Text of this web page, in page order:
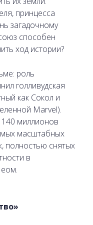
принцесса
загадочному
способен
ход истории?
роль
голливудская
как Сокол и
Marvel).
миллионов
масштабных
полностью снятых
в